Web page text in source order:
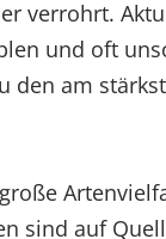
verrohrt.
und oft
den am
sind auf